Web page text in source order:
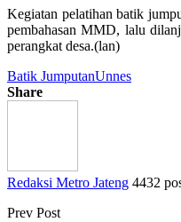
Kegiatan pelatihan batik
pembahasan MMD, lalu
perangkat desa.(lan)
Batik JumputanUnnes
Share
Redaksi Metro Jateng 4432
Prev Post